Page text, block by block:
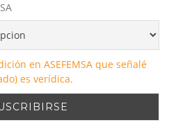
en ASEFEMSA que señalé
es verídica.